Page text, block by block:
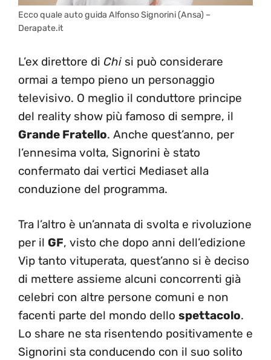
Ecco quale auto guida Alfonso Signorini (Ansa) –
Derapate.it
L’ex direttore di Chi si può considerare
ormai a tempo pieno un personaggio
televisivo. O meglio il conduttore principe
del reality show più famoso di sempre, il
Grande Fratello. Anche quest’anno, per
l’ennesima volta, Signorini è stato
confermato dai vertici Mediaset alla
conduzione del programma.
Tra l’altro è un’annata di svolta e rivoluzione
per il GF, visto che dopo anni dell’edizione
Vip tanto vituperata, quest’anno si è deciso
di mettere assieme alcuni concorrenti già
celebri con altre persone comuni e non
facenti parte del mondo dello spettacolo.
Lo share ne sta risentendo positivamente e
Signorini sta conducendo con il suo solito